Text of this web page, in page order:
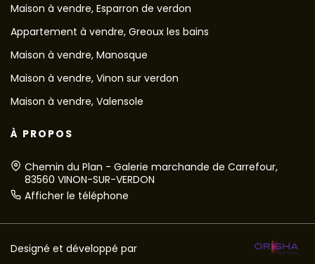
Maison à vendre, Esparron de verdon
Appartement à vendre, Greoux les bains
Maison à vendre, Manosque
Maison à vendre, Vinon sur verdon
Maison à vendre, Valensole
À PROPOS
Chemin du Plan - Galerie marchande de Carrefour,
83560 VINON-SUR-VERDON
Afficher le téléphone
Designé et développé par